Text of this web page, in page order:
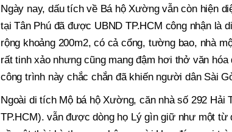
Ngày nay, dấu tích về Bá hộ Xường vẫn còn hiện
tại Tân Phú đã được UBND TP.HCM công nhận là
rộng khoảng 200m2, có cả cổng, tường bao, nhà
rất tinh xảo nhưng cũng mang đậm hơi thở văn
công trình này chắc chắn đã khiến người dân Sài
Ngoài di tích Mộ bá hộ Xường, căn nhà số 292
TP.HCM). vẫn được dòng họ Lý gìn giữ như một